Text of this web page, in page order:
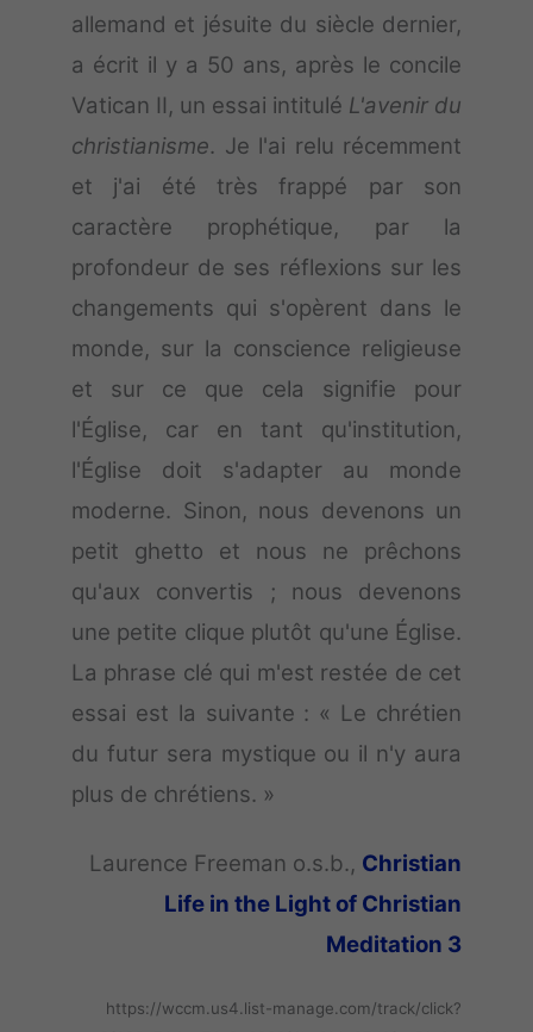
allemand et jésuite du siècle dernier,
a écrit il y a 50 ans, après le concile
Vatican II, un essai intitulé L'avenir du
christianisme. Je l'ai relu récemment
et j'ai été très frappé par son
caractère prophétique, par la
profondeur de ses réflexions sur les
changements qui s'opèrent dans le
monde, sur la conscience religieuse
et sur ce que cela signifie pour
l'Église, car en tant qu'institution,
l'Église doit s'adapter au monde
moderne. Sinon, nous devenons un
petit ghetto et nous ne prêchons
qu'aux convertis ; nous devenons
une petite clique plutôt qu'une Église.
La phrase clé qui m'est restée de cet
essai est la suivante : « Le chrétien
du futur sera mystique ou il n'y aura
plus de chrétiens. »
Laurence Freeman o.s.b., Christian
Life in the Light of Christian
Meditation 3
https://wccm.us4.list-manage.com/track/click?